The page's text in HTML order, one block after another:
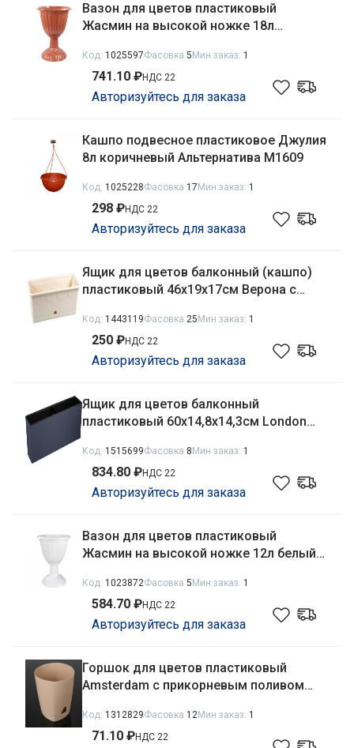
Вазон для цветов пластиковый
Жасмин на высокой ножке 18л
Код: 1025597Фасовка 5 Мин заказ: 1
741.10 ₽НДС 22
Авторизуйтесь для заказа
Кашпо подвесное пластиковое Джулия
8л коричневый Альтернатива М1609
Код: 1025228Фасовка 17 Мин заказ: 1
298 ₽НДС 22
Авторизуйтесь для заказа
Ящик для цветов балконный (кашпо)
пластиковый 46х19х17см Верона с
07032
Код: 1443119Фасовка 25 Мин заказ: 1
250 ₽НДС 22
Авторизуйтесь для заказа
Ящик для цветов балконный
пластиковый 60х14,8х14,3см London
вулканический серый InGreen
IG780610026
Код: 1515699Фасовка 8 Мин заказ: 1
834.80 ₽НДС 22
Авторизуйтесь для заказа
Вазон для цветов пластиковый
Жасмин на высокой ножке 12л белый
Код: 1023872Фасовка 5 Мин заказ: 1
584.70 ₽НДС 22
Авторизуйтесь для заказа
Горшок для цветов пластиковый
Amsterdam с прикорневым поливом
InGreen ING6198МШОК
Код: 1312829Фасовка 12Мин заказ: 1
71.10 ₽НДС 22